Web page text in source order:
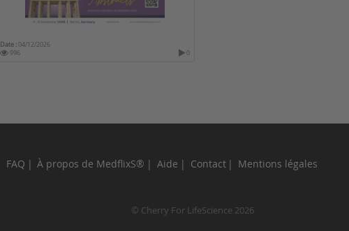
Date :04/12/2026
996
0
FAQ À propos de MedflixS® Aide Contact Mentions légales
© Cherry For LifeScience 2026